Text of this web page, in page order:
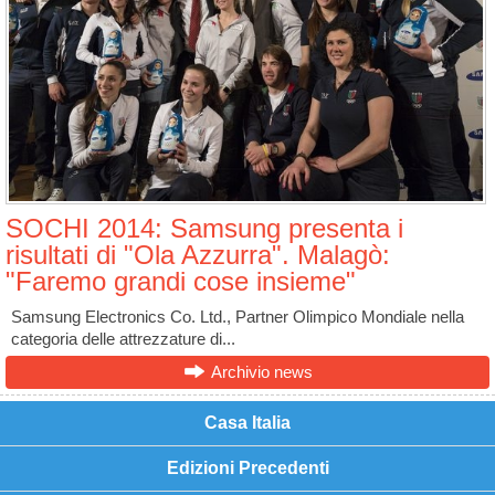
SOCHI 2014: Samsung presenta i
risultati di "Ola Azzurra". Malagò:
"Faremo grandi cose insieme"
Samsung Electronics Co. Ltd., Partner Olimpico Mondiale nella
categoria delle attrezzature di...
Archivio news
Casa Italia
Edizioni Precedenti